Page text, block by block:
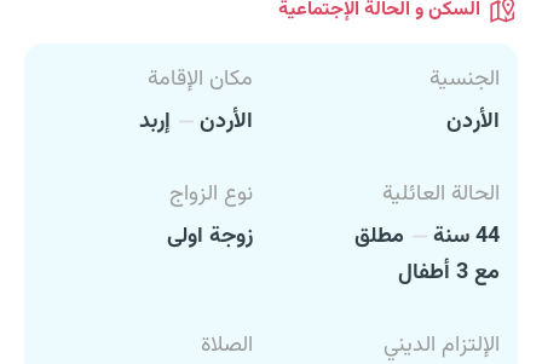
السكن و الحالة الإجتماعية
الجنسية
الأردن
مكان الإقامة
الأردن
إربد
الحالة العائلية
44 سنة
مطلق
مع 3 أطفال
نوع الزواج
زوجة اولى
الإلتزام الديني
الصلاة